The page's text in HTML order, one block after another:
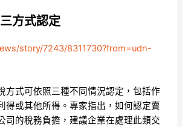
方式認定
story/7243/8311730?from=udn-
方式可依照三種不同情況認定，包括作
得或其他所得。專家指出，如何認定賣
司的稅務負擔，建議企業在處理此類交